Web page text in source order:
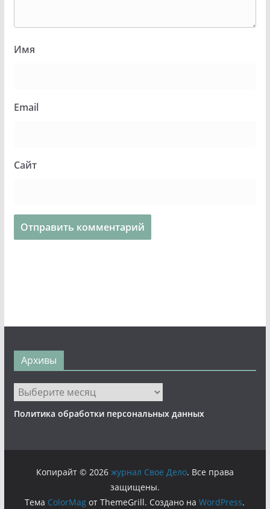
Имя
Email
Сайт
Архивы
Архивы
Политика обработки персональных данных
Копирайт © 2026 журнал Свое Дело. Все права
защищены.
Тема ColorMag от ThemeGrill. Создано наWordPress.